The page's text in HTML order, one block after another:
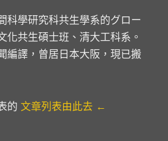
科學研究科共生學系的グロー
化共生碩士班、清大工科系。
編譯，曾居日本大阪，現已搬
的 文章列表由此去 ←